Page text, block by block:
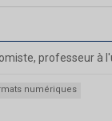
professeur à
numériques